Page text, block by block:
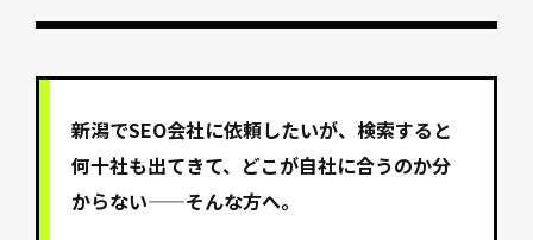
新潟でSEO会社に依頼したいが、検索すると
何十社も出てきて、どこが自社に合うのか分
からない——そんな方へ。